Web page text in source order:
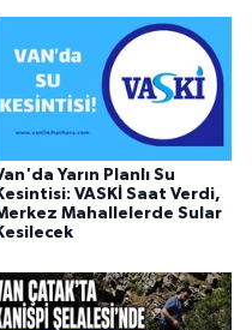
Yarın Planlı Su
VASKİ Saat Verdi,
Mahallelerde Sular